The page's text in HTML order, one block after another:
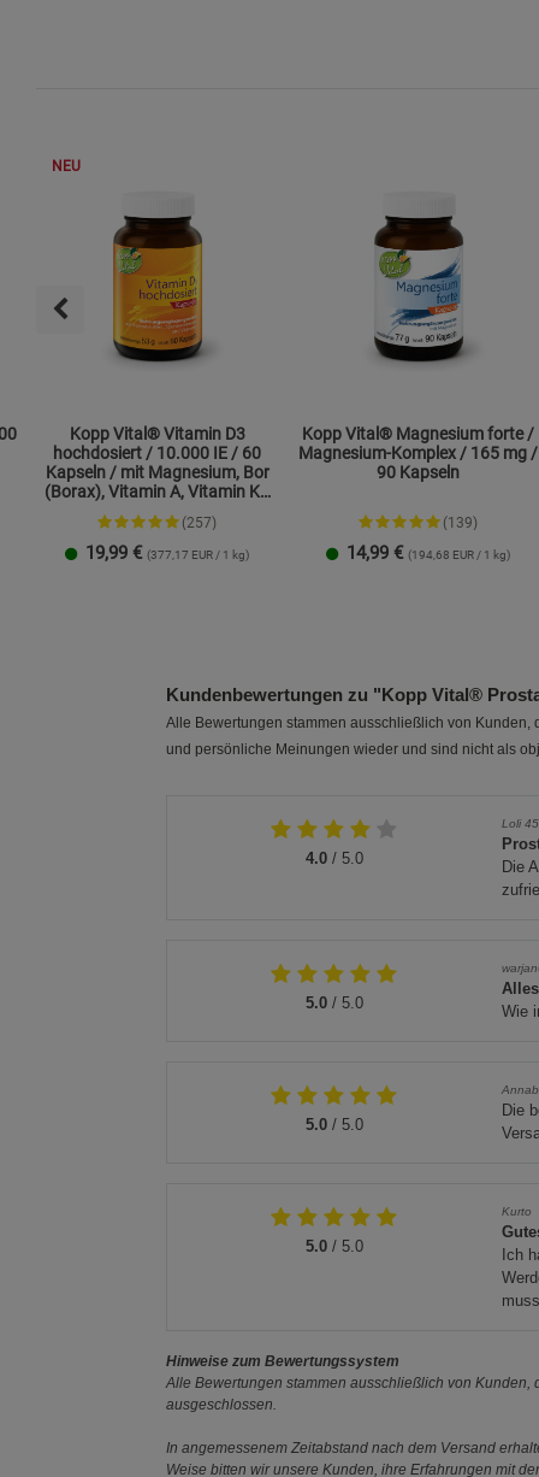
NEU
Kopp Vital® Vitamin D3
hochdosiert / 10.000 IE / 60
Kapseln / mit Magnesium, Bor
(Borax), Vitamin A, Vitamin K2
und Zink
(257)
19,99 € (377,17 EUR / 1 kg)
Kopp Vital® Magnesium forte /
Magnesium-Komplex / 165 mg /
90 Kapseln
(139)
14,99 € (194,68 EUR / 1 kg)
Kundenbewertungen zu "Kopp Vital®
Alle Bewertungen stammen ausschließlich von
und persönliche Meinungen wieder und sind nicht als
4.0/ 5.0
Loli 45
Die
5.0/ 5.0
Wie
5.0/ 5.0
Die
5.0/ 5.0
Kurto
Ich
Hinweise zum Bewertungssystem
Alle Bewertungen stammen ausschließlich von
ausgeschlossen.
In angemessenem Zeitabstand nach dem Versand
Weise bitten wir unsere Kunden, ihre Erfahrungen mit